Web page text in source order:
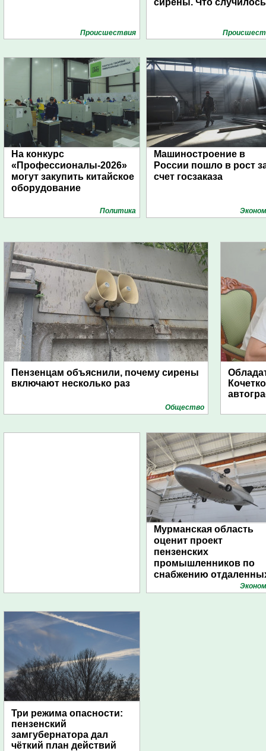
Проиcшествия
сирены. Что
На конкурс
«Профессионалы-2026»
могут закупить китайское
оборудование
Политика
Машиностроение в
России пошло в рост
счет госзаказа
Пензенцам объяснили, почему сирены
включают несколько раз
Общество
Мурманская область
оценит проект
пензенских
промышленников по
снабжению
поселений с помощью
Три режима опасности:
пензенский
замгубернатора дал
чёткий план действий